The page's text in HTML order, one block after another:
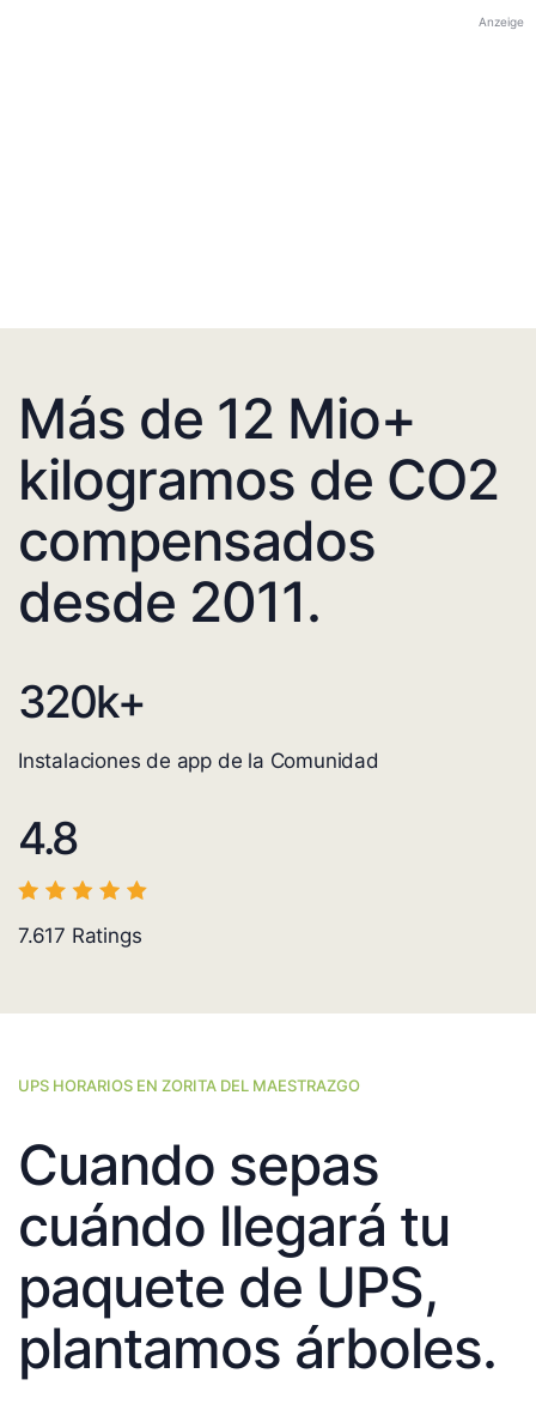
Anzeige
Más de 12 Mio+
kilogramos de CO2
compensados
desde 2011.
320k+
Instalaciones de app de la Comunidad
4.8
7.617 Ratings
UPS HORARIOS EN ZORITA DEL MAESTRAZGO
Cuando sepas
cuándo llegará tu
paquete de UPS,
plantamos árboles.